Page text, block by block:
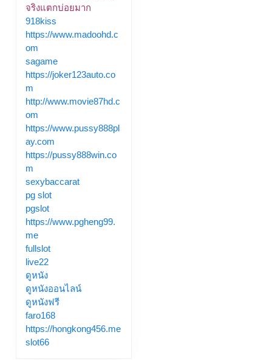
จริงแตกบ่อยมาก
918kiss
https://www.madoohd.c
om
sagame
https://joker123auto.co
m
http://www.movie87hd.c
om
https://www.pussy888pl
ay.com
https://pussy888win.co
m
sexybaccarat
pg slot
pgslot
https://www.pgheng99.
me
fullslot
live22
ดูหนัง
ดูหนังออนไลน์
ดูหนังฟรี
faro168
https://hongkong456.me
slot66